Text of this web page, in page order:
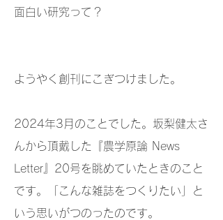
面白い研究って？
ようやく創刊にこぎつけました。
2024年3月のことでした。坂梨健太さ
んから頂戴した『農学原論 News
Letter』20号を眺めていたときのこと
です。「こんな雑誌をつくりたい」と
いう思いがつのったのです。